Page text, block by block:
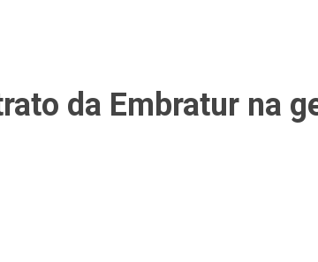
da Embratur na